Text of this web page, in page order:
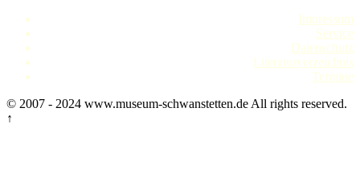
Impressum
Service
Datenschutz
Literaturverzeichnis
Termine
© 2007 - 2024 www.museum-schwanstetten.de All rights reserved.
↑